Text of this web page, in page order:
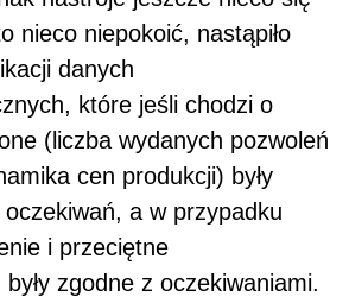
nieco niepokoić, nastąpiło
danych
które jeśli chodzi o
(liczba wydanych pozwoleń
cen produkcji) były
a w przypadku
i przeciętne
zgodne z oczekiwaniami.